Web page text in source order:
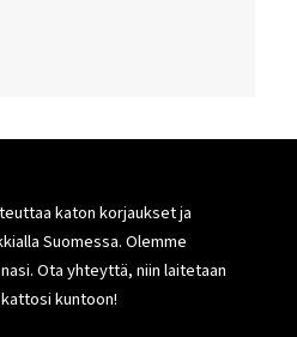
katon korjaukset ja
Suomessa. Olemme
Ota yhteyttä, niin laitetaan
kuntoon!